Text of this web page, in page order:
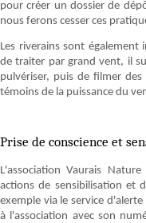
pour créer un dossier de
nous ferons cesser ces
Les riverains sont
de traiter par grand vent, il
pulvériser, puis de filmer
témoins de la puissance du
Prise de conscience et
L'association Vaurais
actions de sensibilisation et
exemple via le service
à l'association avec son